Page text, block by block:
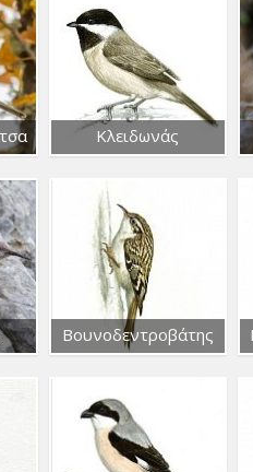
Κλειδωνάς
Βουνοδεντροβάτης